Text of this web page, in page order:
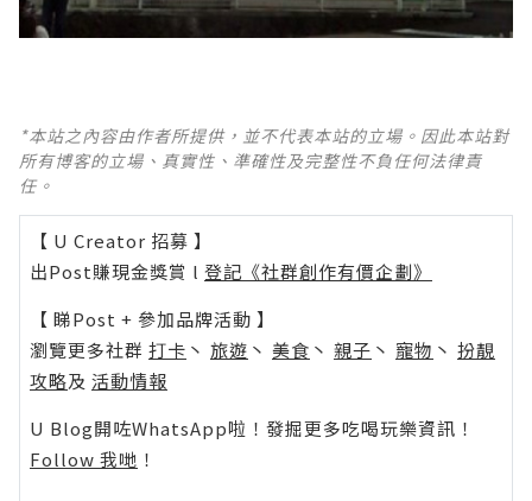
*本站之內容由作者所提供，並不代表本站的立場。因此本站對
所有博客的立場、真實性、準確性及完整性不負任何法律責
任。
【 U Creator 招募 】
出Post賺現金獎賞 l 登記《社群創作有價企劃》
【 睇Post + 參加品牌活動 】
瀏覽更多社群 打卡 丶 旅遊 丶 美食 丶 親子 丶 寵物 丶 扮靚
攻略及 活動情報
U Blog開咗WhatsApp啦！發掘更多吃喝玩樂資訊！
Follow 我哋 ！